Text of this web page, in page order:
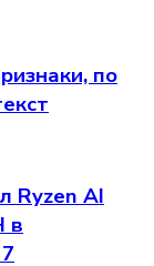
по
Ryzen AI
в